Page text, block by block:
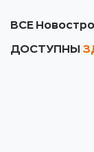
ВСЕ
ДОСТУПНЫ